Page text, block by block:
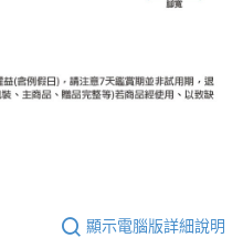
顯示電腦版詳細說明